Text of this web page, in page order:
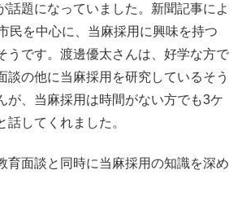
話題になっていました。新聞記事によ
民を中心に、当麻採用に興味を持つ
うです。渡邊優太さんは、好学な方で
談の他に当麻採用を研究しているそう
が、当麻採用は時間がない方でも3ケ
話してくれました。
育面談と同時に当麻採用の知識を深め